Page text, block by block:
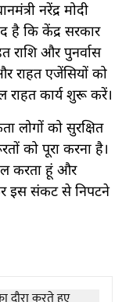
नरेंद्र मोदी
है कि केंद्र सरकार
राशि और पुनर्वास
राहत एजेंसियों को
राहत कार्य शुरू करें।
लोगों को सुरक्षित
को पूरा करना है।
करता हूं और
इस संकट से निपटने